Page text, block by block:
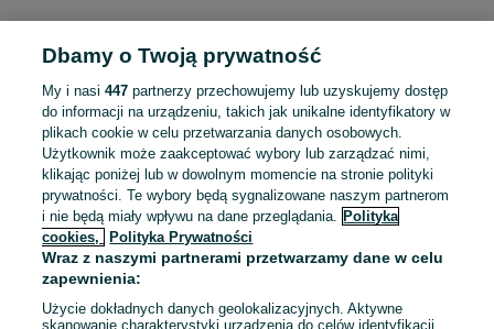
To ogłoszenie nie jest już dostępne
Dbamy o Twoją prywatność
My i nasi447 partnerzy przechowujemy lub uzyskujemy dostęp
do informacji na urządzeniu, takich jak unikalne identyfikatory w
plikach cookie w celu przetwarzania danych osobowych.
Użytkownik może zaakceptować wybory lub zarządzać nimi,
klikając poniżej lub w dowolnym momencie na stronie polityki
prywatności. Te wybory będą sygnalizowane naszym partnerom
i nie będą miały wpływu na dane przeglądania. Polityka
cookies,
Polityka Prywatności
Wraz z naszymi partnerami przetwarzamy dane w celu
zapewnienia:
Użycie dokładnych danych geolokalizacyjnych. Aktywne
skanowanie charakterystyki urządzenia do celów identyfikacji.